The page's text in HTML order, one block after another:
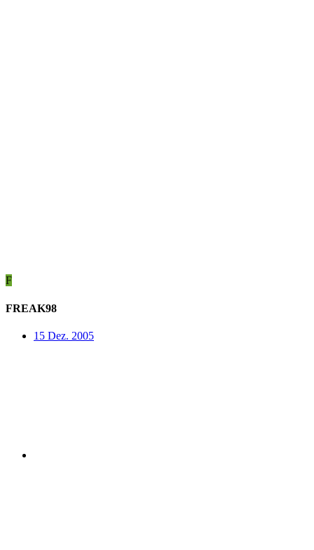
F
FREAK98
15 Dez. 2005